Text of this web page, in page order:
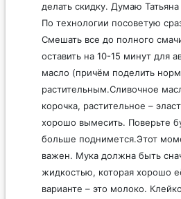
делать скидку. Думаю
По технологии посоветую
Смешать все до полного
оставить на 10-15 минут для
масло (причём поделить
растительным.Сливочное
корочка, растительное –
хорошо вымесить. Поверьте
больше поднимется.Этот
важен. Мука должна быть
жидкостью, которая хорошо
варианте – это молоко.